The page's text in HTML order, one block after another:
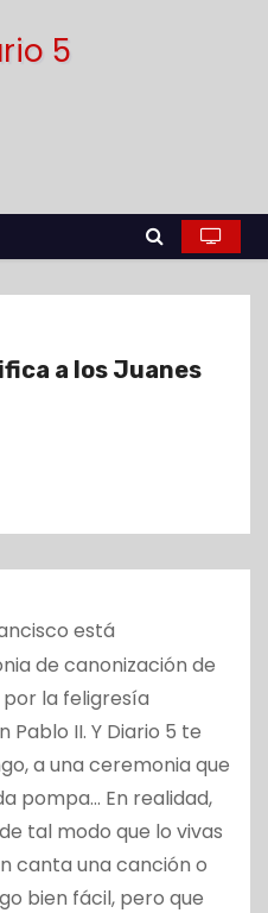
a los Juanes
está
de canonización de
la feligresía
Pablo II. Y Diario 5 te
a una ceremonia que
pompa… En realidad,
tal modo que lo vivas
canta una canción o
bien fácil, pero que